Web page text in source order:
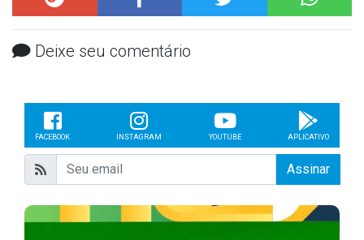
Deixe seu comentário
FACEBOOK INSTAGRAM YOUTUBE APLICATIVO
Assinar